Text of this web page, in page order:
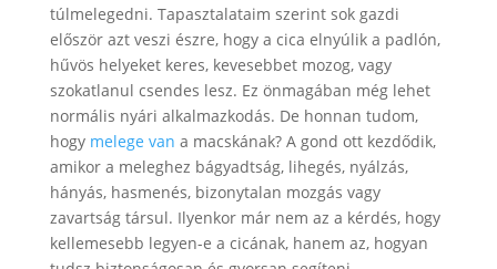
túlmelegedni. Tapasztalataim szerint sok gazdi
először azt veszi észre, hogy a cica elnyúlik a padlón,
hűvös helyeket keres, kevesebbet mozog, vagy
szokatlanul csendes lesz. Ez önmagában még lehet
normális nyári alkalmazkodás. De honnan tudom,
hogy melege van a macskának? A gond ott kezdődik,
amikor a meleghez bágyadtság, lihegés, nyálzás,
hányás, hasmenés, bizonytalan mozgás vagy
zavartság társul. Ilyenkor már nem az a kérdés, hogy
kellemesebb legyen-e a cicának, hanem az, hogyan